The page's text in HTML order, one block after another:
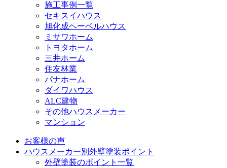
施工事例一覧
セキスイハウス
旭化成ヘーベルハウス
ミサワホーム
トヨタホーム
三井ホーム
住友林業
パナホーム
ダイワハウス
ALC建物
その他ハウスメーカー
マンション
お客様の声
ハウスメーカー別外壁塗装ポイント
外壁塗装のポイント一覧